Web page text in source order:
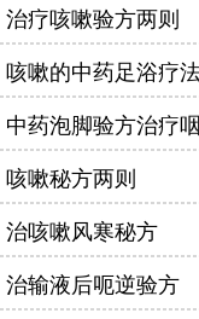
治疗咳嗽验方两则
咳嗽的中药足浴疗
中药泡脚验方治疗
咳嗽秘方两则
治咳嗽风寒秘方
治输液后呃逆验方